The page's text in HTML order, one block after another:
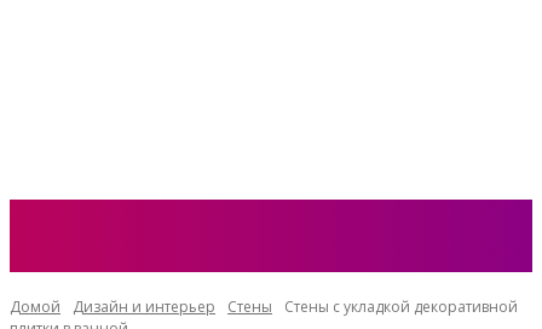
Домой Дизайн и интерьер Стены
Стены с укладкой декоративной